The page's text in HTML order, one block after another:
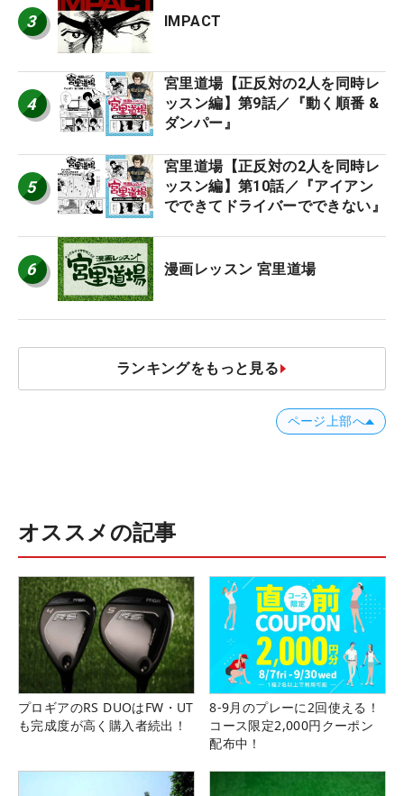
3 IMPACT
4
宮里道場【正反対の2人を同時レ
ッスン編】第9話／『動く順番 &
ダンパー』
5
宮里道場【正反対の2人を同時レ
ッスン編】第10話／『アイアン
でできてドライバーでできない』
6 漫画レッスン 宮里道場
ランキングをもっと見る
ページ上部へ
オススメの記事
プロギアのRS DUOはFW・UT
も完成度が高く購入者続出！
8-9月のプレーに2回使える！
コース限定2,000円クーポン
配布中！